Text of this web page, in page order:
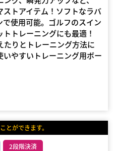
トアイテム！ソフトなラバ
使用可能。ゴルフのスイン
トレーニングにも最適！
たりとトレーニング方法に
やすいトレーニング用ボー
とができます。
2段階決済